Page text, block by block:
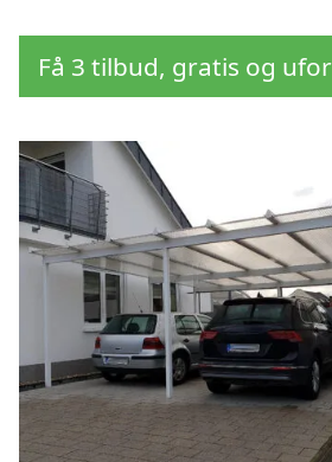
Få 3 tilbud, gratis og